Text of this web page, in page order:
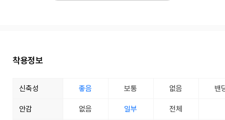
착용정보
신축성 좋음 보통 없음 밴
안감 없음 일부 전체